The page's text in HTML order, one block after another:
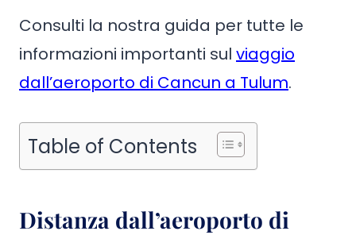
Consulti la nostra guida per tutte le
informazioni importanti sul viaggio
dall’aeroporto di Cancun a Tulum.
Table of Contents
Distanza dall’aeroporto di